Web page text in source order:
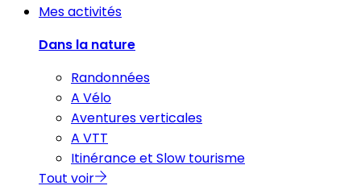
Mes activités
Dans la nature
Randonnées
A Vélo
Aventures verticales
A VTT
Itinérance et Slow tourisme
Tout voir